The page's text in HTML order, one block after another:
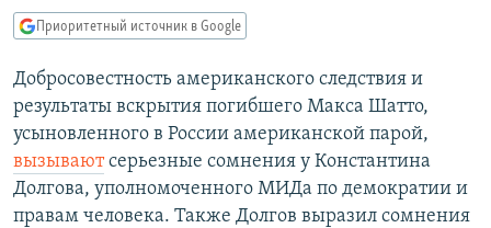
Вернутся
поиску
КАВКАЗ.РЕАЛИИ
СЕВЕР.РЕАЛИИ
СИБИРЬ.РЕАЛИИ
РАСПИСАНИЕ ВЕЩАНИЯ
ПОДПИШИТЕСЬ НА РАССЫЛКУ
Приоритетный источник в Google
Добросовестность американского следствия и
результаты вскрытия погибшего Макса Шатто,
усыновленного в России американской парой,
вызываютсерьезные сомнения у Константина
Долгова, уполномоченного МИДа по демократии и
правам человека. Также Долгов выразил сомнения